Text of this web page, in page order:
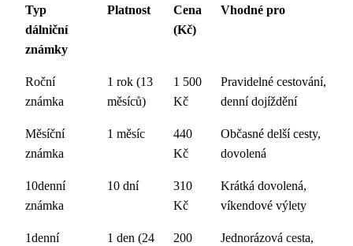
Typ
dálniční
známky
Platnost
Cena
(Kč)
Vhodné pro
Roční
známka
1 rok (13
měsíců)
1 500
Kč
Pravidelné cestování,
denní dojíždění
Měsíční
známka
1 měsíc
440
Kč
Občasné delší cesty,
dovolená
10denní
známka
10 dní
310
Kč
Krátká dovolená,
víkendové výlety
1denní
1 den (24
200
Jednorázová cesta,